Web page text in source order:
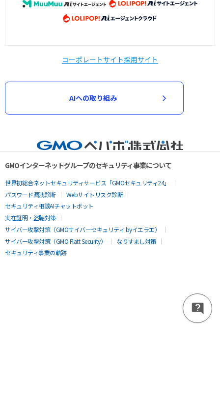
コーポレートサイト採用サイト
AIへの取り組み
GMOインターネットグループのセキュリティ事業について
世界初総合ネットセキュリティサービス「GMOセキュリティ24」
パスワード漏洩診断
Webサイトリスク診断
セキュリティ相談AIチャットボット
実在証明・盗聴対策
サイバー攻撃対策（GMOサイバーセキュリティ byイエラエ）
サイバー攻撃対策（GMO Flatt Security）
なりすまし対策
セキュリティ事業の軌跡